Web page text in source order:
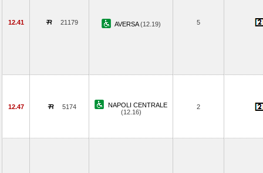
12.41 21179 AVERSA(12.19) 5
12.47 5174
NAPOLI CENTRALE
(12.16)
2